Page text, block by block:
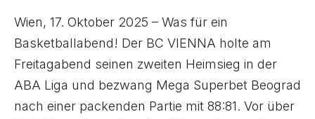
Wien, 17. Oktober 2025 – Was für ein
Basketballabend! Der BC VIENNA holte am
Freitagabend seinen zweiten Heimsieg in der
ABA Liga und bezwang Mega Superbet Beograd
nach einer packenden Partie mit 88:81. Vor über